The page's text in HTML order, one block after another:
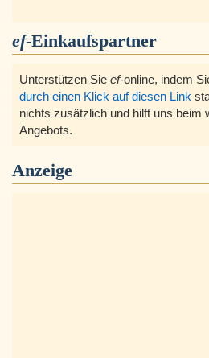
ef-Einkaufspartner
Unterstützen Sie ef-online, indem
durch einen Klick auf diesen Link
nichts zusätzlich und hilft uns beim
Angebots.
Anzeige